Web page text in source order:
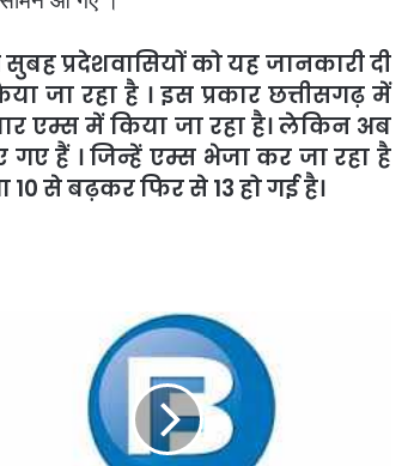
प्रदेशवासियों को यह जानकारी दी
जा रहा है । इस प्रकार छत्तीसगढ़ में
एम्स में किया जा रहा है। लेकिन अब
हैं । जिन्हें एम्स भेजा कर जा रहा है
से बढ़कर फिर से 13 हो गई है।